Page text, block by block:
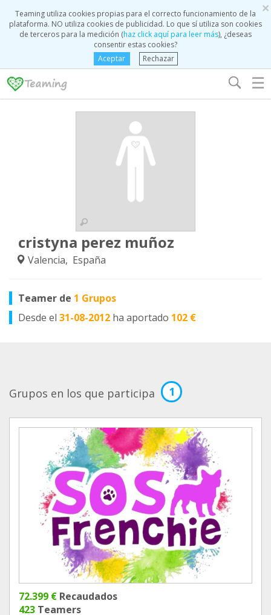
×
Teaming utiliza cookies propias para el correcto funcionamiento de la
plataforma. NO utiliza cookies de publicidad. Lo que sí utiliza son cookies
de terceros para la medición (haz click aquí para leer más), ¿deseas
consentir estas cookies?
Aceptar
Rechazar
☰
cristyna perez muñoz
Valencia, España
Teamer de 1 Grupos
Desde el 31-08-2012 ha aportado 102 €
Grupos en los que participa 1
72.399 € Recaudados
423 Teamers